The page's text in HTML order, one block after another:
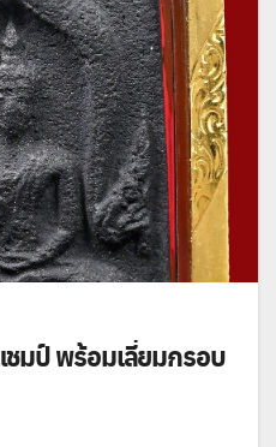
มป์ พร้อมเลี่ยมกรอบ